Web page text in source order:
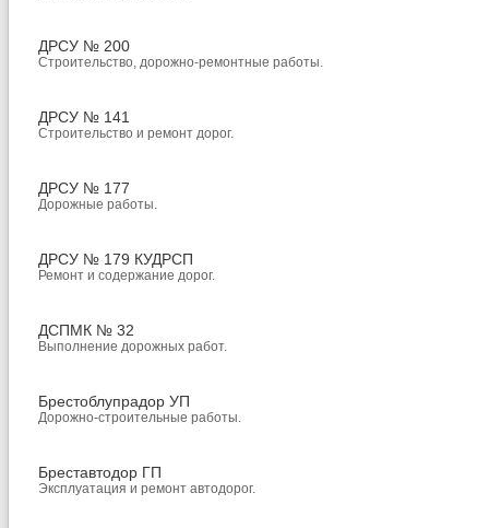
ДРСУ № 200
Строительство, дорожно-ремонтные работы.
ДРСУ № 141
Строительство и ремонт дорог.
ДРСУ № 177
Дорожные работы.
ДРСУ № 179 КУДРСП
Ремонт и содержание дорог.
ДСПМК № 32
Выполнение дорожных работ.
Брестоблупрадор УП
Дорожно-строительные работы.
Бреставтодор ГП
Эксплуатация и ремонт автодорог.